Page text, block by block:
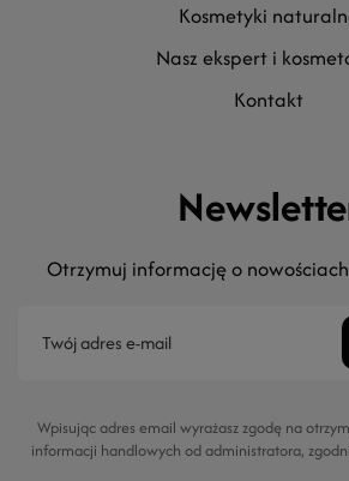
kosmetyki
nasz ekspert i
kontakt
Otrzymuj informację o
Wpisując adres email wyrażasz zgodę na
informacji handlowych od administratora,